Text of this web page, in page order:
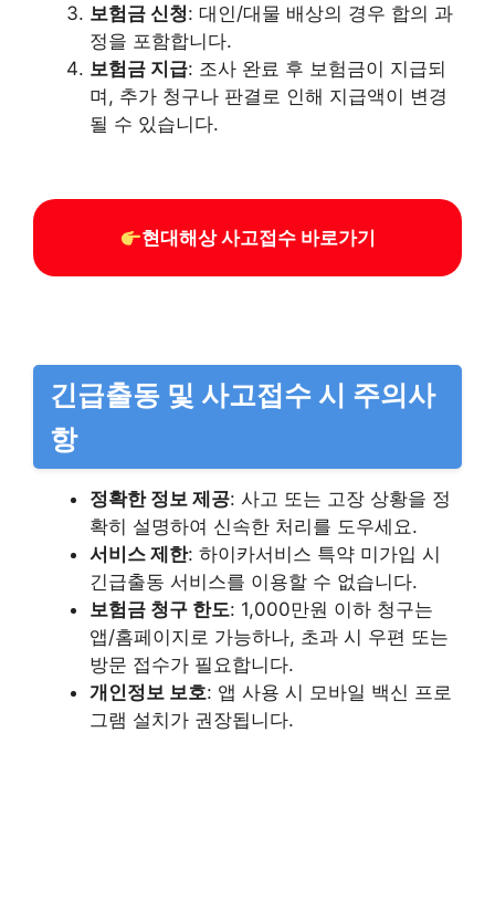
보험금 신청: 대인/대물 배상의 경우 합의 과
정을 포함합니다.
보험금 지급: 조사 완료 후 보험금이 지급되
며, 추가 청구나 판결로 인해 지급액이 변경
될 수 있습니다.
현대해상 사고접수 바로가기
긴급출동 및 사고접수 시 주의사
항
정확한 정보 제공: 사고 또는 고장 상황을 정
확히 설명하여 신속한 처리를 도우세요.
서비스 제한: 하이카서비스 특약 미가입 시
긴급출동 서비스를 이용할 수 없습니다.
보험금 청구 한도: 1,000만원 이하 청구는
앱/홈페이지로 가능하나, 초과 시 우편 또는
방문 접수가 필요합니다.
개인정보 보호: 앱 사용 시 모바일 백신 프로
그램 설치가 권장됩니다.